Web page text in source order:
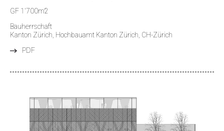
GF 1'700m2
Bauherrschaft
Kanton Zürich, Hochbauamt Kanton Zürich, CH-Zürich
PDF